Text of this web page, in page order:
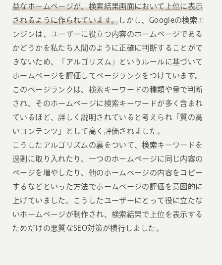
益なホームページが、検索結果画面において上位に表示
されるように作られています。 しかし、Googleの検索エ
ンジンは、ユーザーに役立つ内容のホームページである
かどうかを私たち人間のように正確に判断することがで
きないため、「アルゴリズム」というルールに基づいて
ホームページを評価してページランクをつけています。
このページランクは、検索キーワードの種類や量で判断
され、そのホームページに検索キーワードが多く含まれ
ているほど、詳しく説明されていると考えられ「質の高
いコンテンツ」として高く評価されました。
こうしたアルゴリズムの裏をついて、検索キーワードを
過剰に取り入れたり、一つのホームページに同じ内容の
ページを増やしたり、他のホームページの内容をコピー
するなどといった方法でホームページの評価を意図的に
上げていました。こうしたユーザーにとって役に立たな
いホームページが制作され、検索結果で上位を表示する
ためだけの悪質なSEO対策が横行しました。